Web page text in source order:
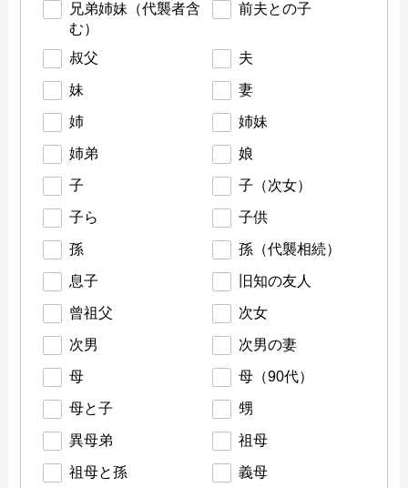
兄弟姉妹（代襲者含
む）
前夫との子
叔父 夫
妹 妻
姉 姉妹
姉弟 娘
子 子（次女）
子ら 子供
孫 孫（代襲相続）
息子 旧知の友人
曾祖父 次女
次男 次男の妻
母 母（90代）
母と子 甥
異母弟 祖母
祖母と孫 義母